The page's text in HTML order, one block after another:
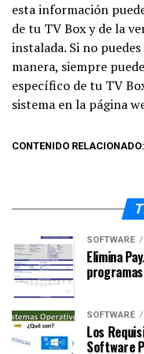
esta información
de tu TV Box y de la
instalada. Si no
manera, siempre
específico de tu TV
sistema en la página
CONTENIDO RELACIONADO:
SOFTWARE
Elimina
SOFTWARE
Los
Software